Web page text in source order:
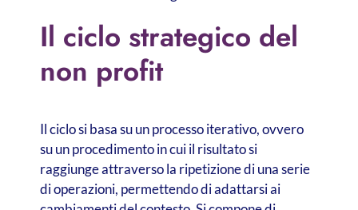
Il ciclo strategico del
non profit
Il ciclo si basa su un processo iterativo, ovvero
su un procedimento in cui il risultato si
raggiunge attraverso la ripetizione di una serie
di operazioni, permettendo di adattarsi ai